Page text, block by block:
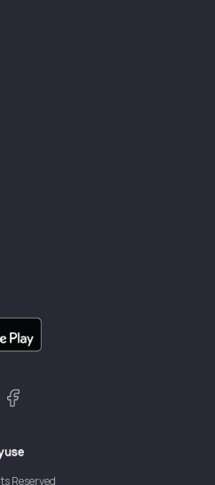
Reserved